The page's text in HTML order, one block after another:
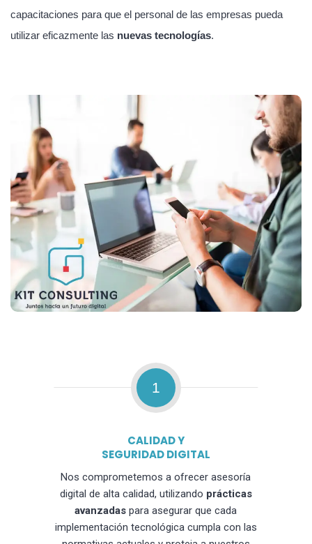
capacitaciones para que el personal de las empresas pueda
utilizar eficazmente las nuevas tecnologías.
1
CALIDAD Y
SEGURIDAD DIGITAL
Nos comprometemos a ofrecer asesoría
digital de alta calidad, utilizando prácticas
avanzadas para asegurar que cada
implementación tecnológica cumpla con las